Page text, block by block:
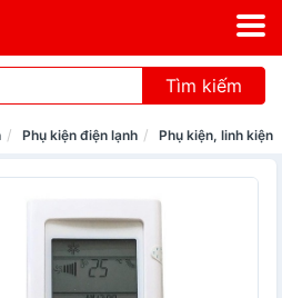
Tìm kiếm
Phụ kiện điện lạnh Phụ kiện, linh kiện